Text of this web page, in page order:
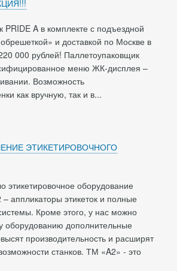
PRIDE A в комплекте с подъездной
и доставкой по Москве в
000 рублей! Паллетоупаковщик
меню ЖК-дисплея –
Возможность
как вручную, так и в...
ЭТИКЕТИРОВОЧНОГО
этикетировочное оборудование
– аппликаторы этикеток и полные
Кроме этого, у нас можно
оборудованию дополнительные
производительность и расширят
станков. ТМ «A2» - это